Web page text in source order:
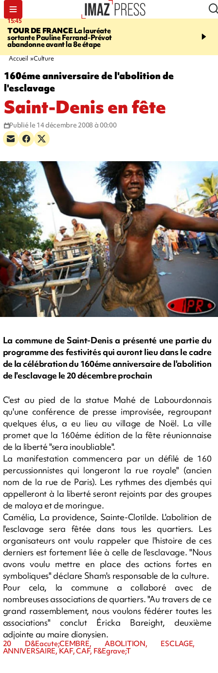
15:45
TOUR DE FRANCELa lauréate
sortante Pauline Ferrand-Prévot
abandonne avant la 8e étape
20:17
routière, concours de
Accueil Culture
160éme anniversaire de l'abolition de
l'esclavage
Saint-Denis en fête
Publié le 14 décembre 2008 à 00:00
La commune de Saint-Denis a présenté une partie du
programme des festivités qui auront lieu dans le cadre
de la célébration du 160éme anniversaire de l'abolition
de l'esclavage le 20 décembre prochain
C'est au pied de la statue Mahé de Labourdonnais
qu'une conférence de presse improvisée, regroupant
quelques élus, a eu lieu au village de Noël. La ville
promet que la 160éme édition de la fête réunionnaise
de la liberté "sera inoubliable".
La manifestation commencera par un défilé de 160
percussionnistes qui longeront la rue royale" (ancien
nom de la rue de Paris). Les rythmes des djembés qui
appelleront à la liberté seront rejoints par des groupes
de maloya et de moringue.
Camélia, La providence, Sainte-Clotilde. L'abolition de
l'esclavage sera fêtée dans tous les quartiers. Les
organisateurs ont voulu rappeler que l'histoire de ces
derniers est fortement liée à celle de l'esclavage. "Nous
avons voulu mettre en place des actions fortes en
symboliques" déclare Sham's responsable de la culture.
Pour cela, la commune a collaboré avec de
nombreuses associations de quartiers. "Au travers de ce
grand rassemblement, nous voulons fédérer toutes les
associations" conclut Éricka Bareight, deuxième
adjointe au maire dionysien.
20 D&Eacute;CEMBRE, ABOLITION, ESCLAGE,
ANNIVERSAIRE, KAF, CAF, F&Egrave;T